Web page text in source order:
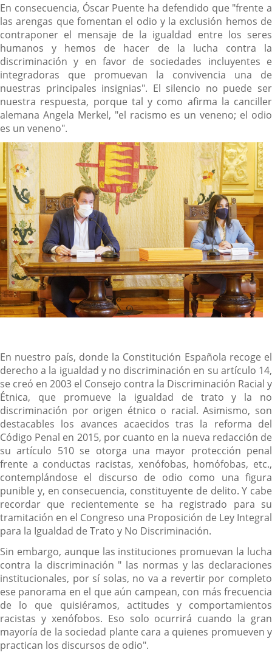
En consecuencia, Óscar Puente ha defendido que "frente a
las arengas que fomentan el odio y la exclusión hemos de
contraponer el mensaje de la igualdad entre los seres
humanos y hemos de hacer de la lucha contra la
discriminación y en favor de sociedades incluyentes e
integradoras que promuevan la convivencia una de
nuestras principales insignias". El silencio no puede ser
nuestra respuesta, porque tal y como afirma la canciller
alemana Angela Merkel, "el racismo es un veneno; el odio
es un veneno".
En nuestro país, donde la Constitución Española recoge el
derecho a la igualdad y no discriminación en su artículo 14,
se creó en 2003 el Consejo contra la Discriminación Racial y
Étnica, que promueve la igualdad de trato y la no
discriminación por origen étnico o racial. Asimismo, son
destacables los avances acaecidos tras la reforma del
Código Penal en 2015, por cuanto en la nueva redacción de
su artículo 510 se otorga una mayor protección penal
frente a conductas racistas, xenófobas, homófobas, etc.,
contemplándose el discurso de odio como una figura
punible y, en consecuencia, constituyente de delito. Y cabe
recordar que recientemente se ha registrado para su
tramitación en el Congreso una Proposición de Ley Integral
para la Igualdad de Trato y No Discriminación.
Sin embargo, aunque las instituciones promuevan la lucha
contra la discriminación " las normas y las declaraciones
institucionales, por sí solas, no va a revertir por completo
ese panorama en el que aún campean, con más frecuencia
de lo que quisiéramos, actitudes y comportamientos
racistas y xenófobos. Eso solo ocurrirá cuando la gran
mayoría de la sociedad plante cara a quienes promueven y
practican los discursos de odio".